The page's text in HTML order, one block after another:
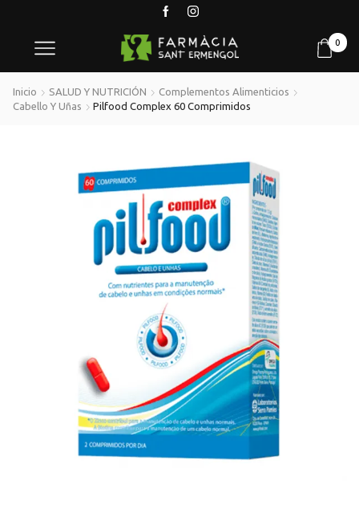
0
Inicio SALUD Y NUTRICIÓN
Complementos Alimenticios
Cabello Y Uñas
Pilfood Complex 60 Comprimidos